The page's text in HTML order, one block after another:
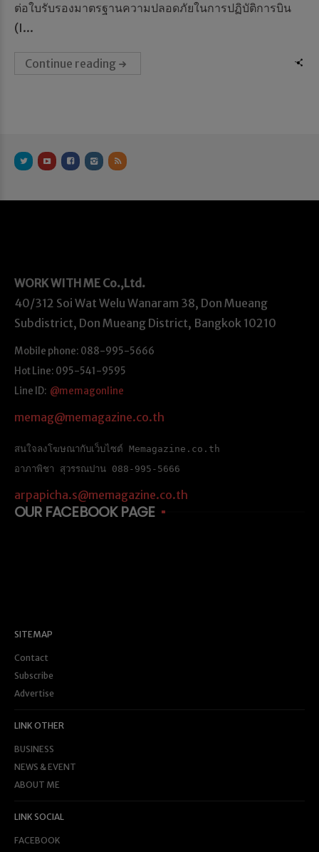
ต่อใบรับรองมาตรฐานความปลอดภัยในการปฏิบัติการบิน
(I...
Continue reading
WORK WITH ME Co.,Ltd.
40/312 Soi Wat Welu Wanaram 38, Don Mueang
Subdistrict, Don Mueang District, Bangkok 10210
Mobile phone: 088-995-5666
Hot Line: 095-541-9595
Line ID: @memagonline
memag@memagazine.co.th
สนใจลงโฆษณากับเว็บไซต์ Memagazine.co.th
อาภาพิชา สุวรรณปาน 088-995-5666
arpapicha.s@memagazine.co.th
OUR FACEBOOK PAGE
SITEMAP
Contact
Subscribe
Advertise
LINK OTHER
BUSINESS
NEWS & EVENT
ABOUT ME
LINK SOCIAL
FACEBOOK